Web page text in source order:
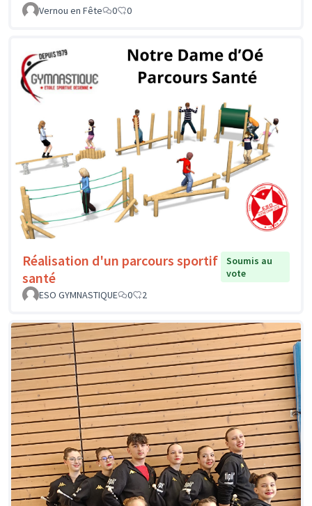
Vernou en Fête 0 0
Réalisation d'un parcours sportif
santé
Soumis au
vote
ESO GYMNASTIQUE
0 2